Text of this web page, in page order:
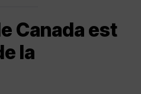
Canada est
la